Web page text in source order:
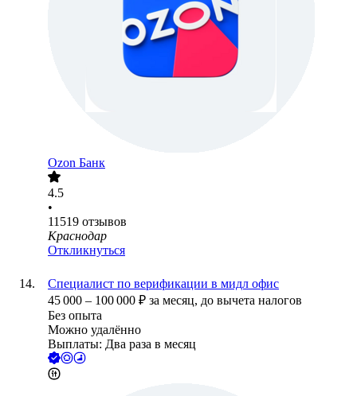
Ozon Банк
4.5
•
11519 отзывов
Краснодар
Откликнуться
Специалист по верификации в мидл офис
45 000 – 100 000 ₽ за месяц, до вычета налогов
Без опыта
Можно удалённо
Выплаты: Два раза в месяц